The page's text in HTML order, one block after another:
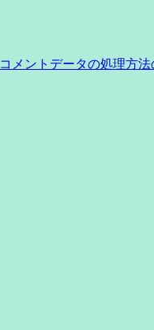
コメントデータの処理方